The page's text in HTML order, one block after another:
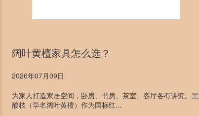
阔叶黄檀家具怎么选？
2026年07月09日
为家人打造家居空间，卧房、书房、茶室、客厅各有讲究。黑
酸枝（学名阔叶黄檀）作为国标红...